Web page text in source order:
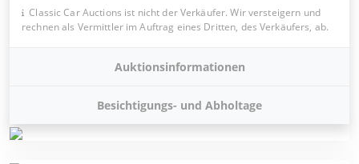
Classic Car Auctions ist nicht der Verkäufer. Wir versteigern und
rechnen als Vermittler im Auftrag eines Dritten, des Verkäufers, ab.
Auktionsinformationen
Besichtigungs- und Abholtage